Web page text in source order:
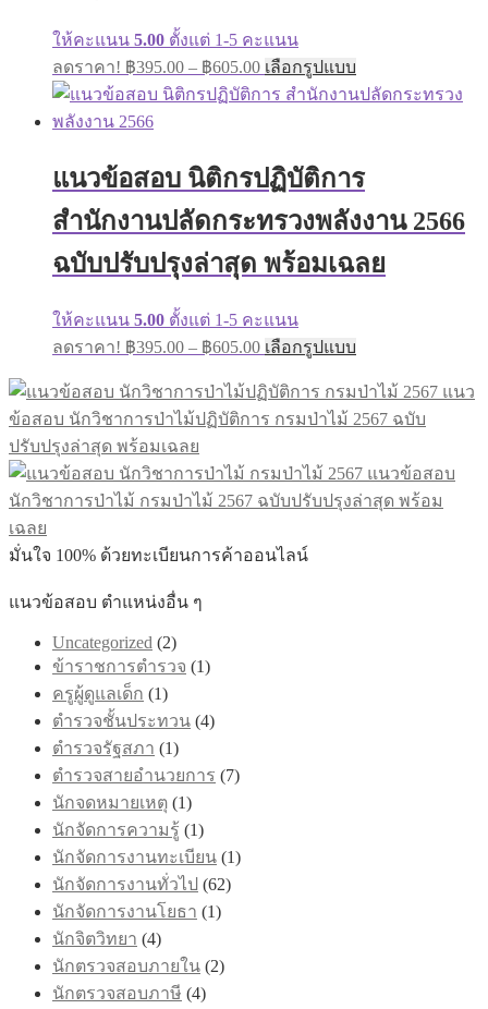
ให้คะแนน 5.00 ตั้งแต่ 1-5 คะแนน
ลดราคา! ฿395.00 – ฿605.00Price
range:
฿395.00
เลือกรูปแบบ
product
has
options
be
chosen
on
the
แนวข้อสอบ นิติกรปฏิบัติการ
สำนักงานปลัดกระทรวงพลังงาน 2566
ฉบับปรับปรุงล่าสุด พร้อมเฉลย
ให้คะแนน 5.00 ตั้งแต่ 1-5 คะแนน
ลดราคา! ฿395.00 – ฿605.00Price
range:
฿395.00
฿605.00
เลือกรูปแบบ
product
has
multiple
variants.
may
be
chosen
แนว
ข้อสอบ นักวิชาการป่าไม้ปฏิบัติการ กรมป่าไม้ 2567 ฉบับ
ปรับปรุงล่าสุด พร้อมเฉลย
แนวข้อสอบ
นักวิชาการป่าไม้ กรมป่าไม้ 2567 ฉบับปรับปรุงล่าสุด พร้อม
เฉลย
มั่นใจ 100% ด้วยทะเบียนการค้าออนไลน์
แนวข้อสอบ ตำแหน่งอื่น ๆ
Uncategorized (2)
ข้าราชการตำรวจ (1)
ครูผู้ดูแลเด็ก (1)
ตำรวจชั้นประทวน (4)
ตำรวจรัฐสภา (1)
ตำรวจสายอำนวยการ (7)
นักจดหมายเหตุ (1)
นักจัดการความรู้ (1)
นักจัดการงานทะเบียน (1)
นักจัดการงานทั่วไป (62)
นักจัดการงานโยธา (1)
นักจิตวิทยา (4)
นักตรวจสอบภายใน (2)
นักตรวจสอบภาษี (4)